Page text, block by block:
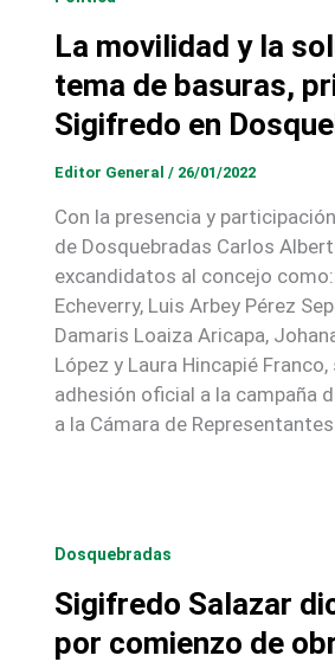
La movilidad y la
tema de basuras,
Sigifredo en
Editor General / 26/01/2022
Con la presencia y
de Dosquebradas Carlos
excandidatos al concejo
Echeverry, Luis Arbey Pérez
Damaris Loaiza Aricapa,
López y Laura Hincapié
adhesión oficial a la campaña
a la Cámara de
Dosquebradas
Sigifredo Salazar
por comienzo de